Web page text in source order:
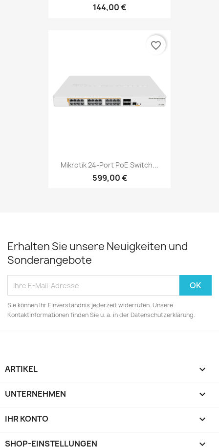
144,00 €
Mikrotik 24-Port PoE Switch...
599,00 €
favorite_border
Erhalten Sie unsere Neuigkeiten und
Sonderangebote
Sie können Ihr Einverständnis jederzeit widerrufen. Unsere
Kontaktinformationen finden Sie u. a. in der Datenschutzerklärung.
ARTIKEL 
UNTERNEHMEN 
IHR KONTO 
SHOP-EINSTELLUNGEN keyboard_arrow_down